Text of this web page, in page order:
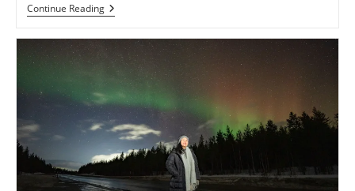
Continue ReadingRhinoplasty
Hingga
Dalam
Dunia
Estetika
Masa
Kini